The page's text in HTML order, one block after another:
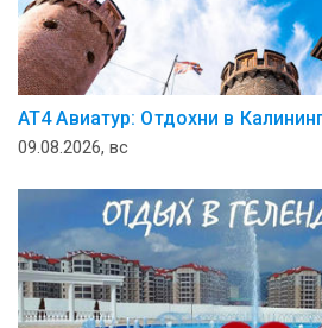
AT4 Авиатур: Отдохни в
09.08.2026, вс